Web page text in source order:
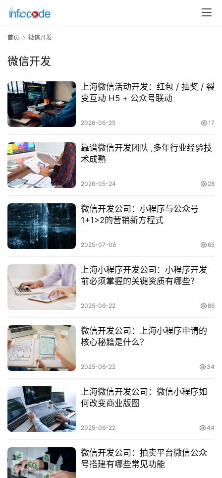
首
页
关
于
服
务
H
5
开
发
微
信
开
发
小
程
首页 微信开发
微信开发
上海微信活动开发：红包 / 抽奖 / 裂
变互动 H5 + 公众号联动
2026-06-25 17
靠谱微信开发团队 ,多年行业经验技
术成熟
2026-05-24 28
微信开发公司：小程序与公众号
1+1>2的营销新方程式
2025-07-06 65
上海小程序开发公司：小程序开发
前必须掌握的关键资质有哪些？
2025-06-22 86
微信开发公司：上海小程序申请的
核心秘籍是什么？
2025-06-22 34
上海微信开发公司：微信小程序如
何改变商业版图
2025-06-22 44
微信开发公司：拍卖平台微信公众
号搭建有哪些常见功能